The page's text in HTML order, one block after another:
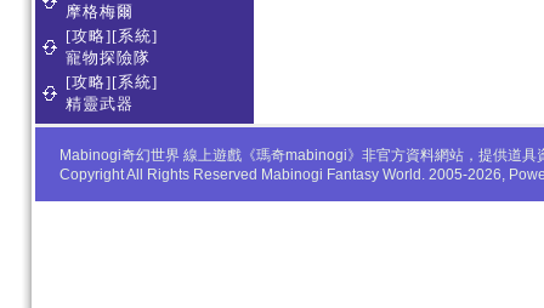
摩格梅爾
[攻略][系統]
寵物探險隊
[攻略][系統]
精靈武器
Mabinogi奇幻世界 線上遊戲《瑪奇mabinogi》非官方資料網站，提供道
Copyright All Rights Reserved Mabinogi Fantasy World. 2005-2026,